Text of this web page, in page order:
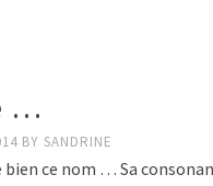
…
BY SANDRINE
bien ce nom … Sa